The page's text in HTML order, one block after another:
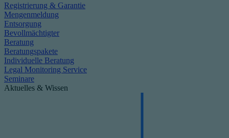
Registrierung & Garantie
Mengenmeldung
Entsorgung
Bevollmächtigter
Beratung
Beratungspakete
Individuelle Beratung
Legal Monitoring Service
Seminare
Aktuelles & Wissen